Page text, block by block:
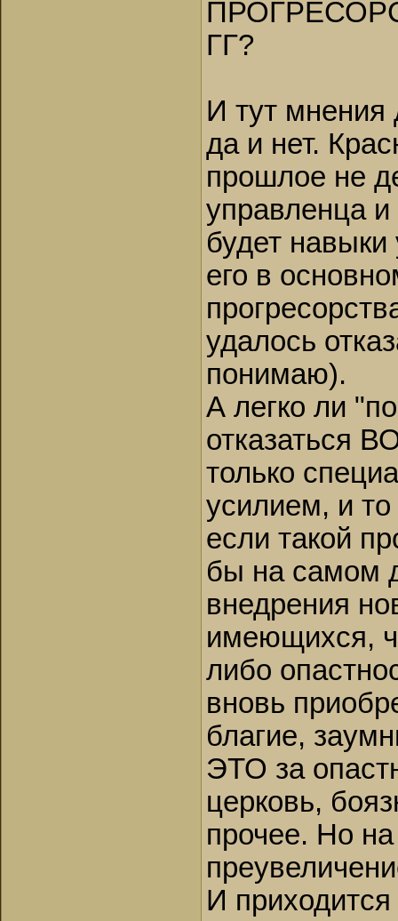
ГГ?
И тут мнения
да и нет.
прошлое не
управленца
будет
его в
удалось
понимаю).
А легко ли
отказаться
только
усилием, и
если такой
бы на самом
внедрения
имеющихся,
либо
вновь
благие,
ЭТО за
церковь,
прочее. Но
И